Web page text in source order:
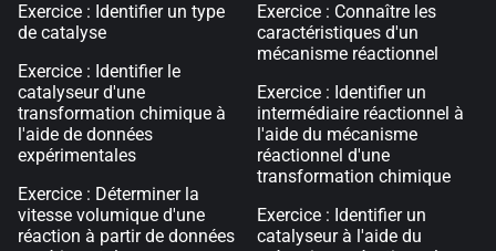
Exercice : Identifier un type
de catalyse
Exercice : Identifier le
catalyseur d'une
transformation chimique à
l'aide de données
expérimentales
Exercice : Déterminer la
vitesse volumique d'une
réaction à partir de données
Exercice : Connaître les
caractéristiques d'un
mécanisme réactionnel
Exercice : Identifier un
intermédiaire réactionnel à
l'aide du mécanisme
réactionnel d'une
transformation chimique
Exercice : Identifier un
catalyseur à l'aide du